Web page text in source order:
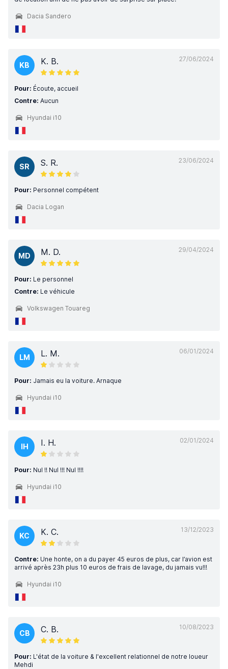
Dacia Sandero
27/06/2024
KB K. B.
Pour: Écoute, accueil
Contre: Aucun
Hyundai i10
23/06/2024
SR S. R.
Pour: Personnel compétent
Dacia Logan
29/04/2024
MD M. D.
Pour: Le personnel
Contre: Le véhicule
Volkswagen Touareg
06/01/2024
LM L. M.
Pour: Jamais eu la voiture. Arnaque
Hyundai i10
02/01/2024
IH I. H.
Pour: Nul !! Nul !!! Nul !!!!
Hyundai i10
13/12/2023
KC K. C.
Contre: Une honte, on a du payer 45 euros de plus, car l’avion est
arrivé après 23h plus 10 euros de frais de lavage, du jamais vu!!!
Hyundai i10
10/08/2023
CB C. B.
Pour: L'état de la voiture & l'excellent relationnel de notre loueur
Mehdi